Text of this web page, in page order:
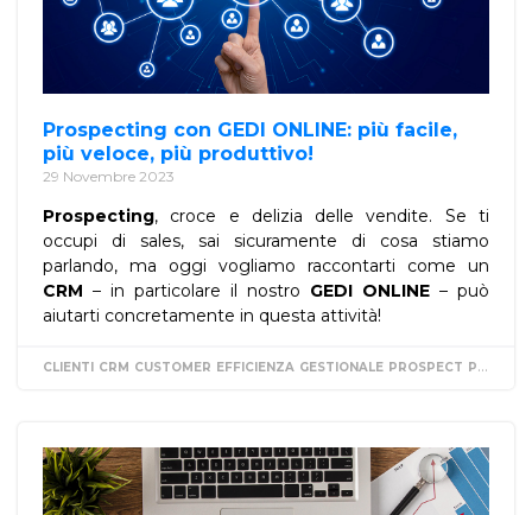
Prospecting con GEDI ONLINE: più facile,
più veloce, più produttivo!
29 Novembre 2023
Prospecting, croce e delizia delle vendite. Se ti
occupi di sales, sai sicuramente di cosa stiamo
parlando, ma oggi vogliamo raccontarti come un
CRM – in particolare il nostro GEDI ONLINE – può
aiutarti concretamente in questa attività!
CLIENTI CRM CUSTOMER EFFICIENZA GESTIONALE PROSPECT PROSPECTING